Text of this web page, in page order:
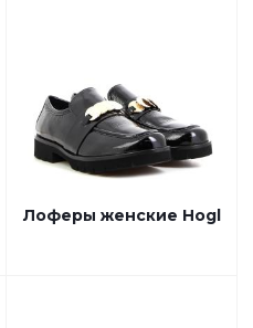
Лоферы женские Hogl